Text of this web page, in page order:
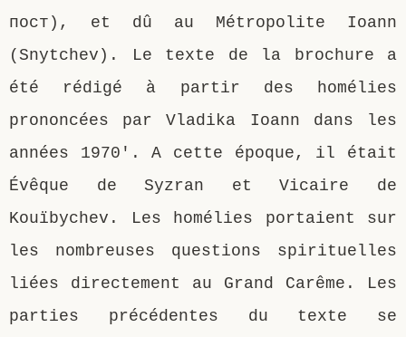
пост), et dû au Métropolite Ioann
(Snytchev). Le texte de la brochure a
été rédigé à partir des homélies
prononcées par Vladika Ioann dans les
années 1970′. A cette époque, il était
Évêque de Syzran et Vicaire de
Kouïbychev. Les homélies portaient sur
les nombreuses questions spirituelles
liées directement au Grand Carême. Les
parties précédentes du texte se